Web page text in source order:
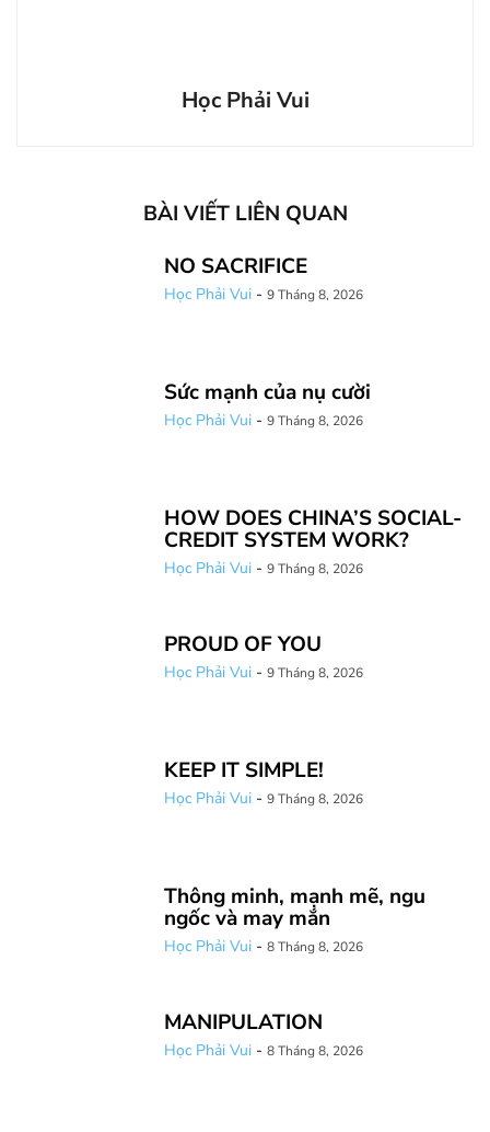
Học Phải Vui
BÀI VIẾT LIÊN QUAN
NO SACRIFICE
Học Phải Vui - 9 Tháng 8, 2026
Sức mạnh của nụ cười
Học Phải Vui - 9 Tháng 8, 2026
HOW DOES CHINA’S SOCIAL-
CREDIT SYSTEM WORK?
Học Phải Vui - 9 Tháng 8, 2026
PROUD OF YOU
Học Phải Vui - 9 Tháng 8, 2026
KEEP IT SIMPLE!
Học Phải Vui - 9 Tháng 8, 2026
Thông minh, mạnh mẽ, ngu
ngốc và may mắn
Học Phải Vui - 8 Tháng 8, 2026
MANIPULATION
Học Phải Vui - 8 Tháng 8, 2026